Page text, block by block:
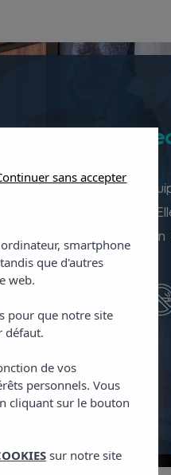
double
doubles sont
accueillir 2 personnes.
d'une salle de
télévision par satellite.
disponibilité
sans accepter
smartphone
que d'autres
web.
pour que notre site
défaut.
de vos
personnels. Vous
cliquant sur le bouton
sur notre site